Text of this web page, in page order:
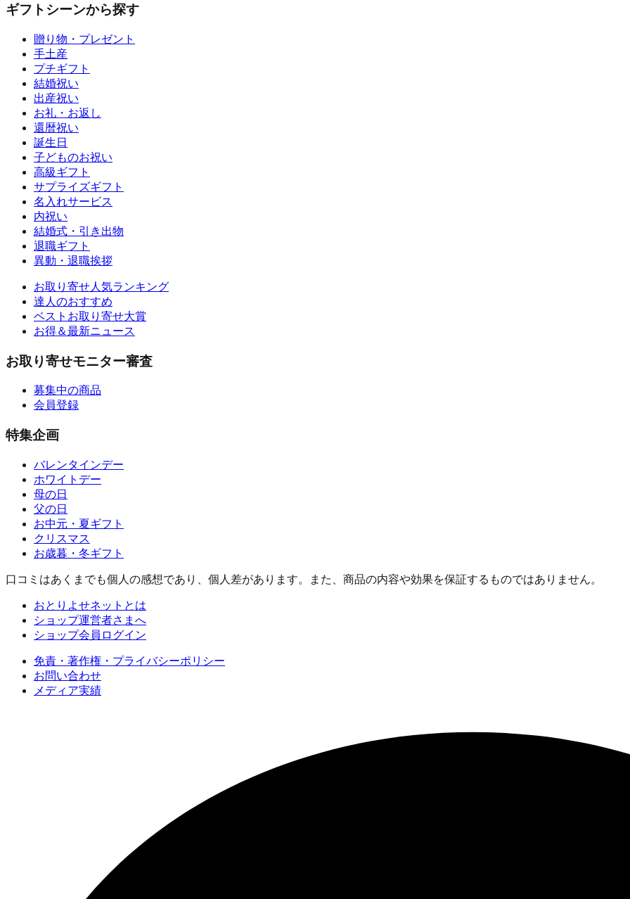
ギフトシーンから探す
贈り物・プレゼント
手土産
プチギフト
結婚祝い
出産祝い
お礼・お返し
還暦祝い
誕生日
子どものお祝い
高級ギフト
サプライズギフト
名入れサービス
内祝い
結婚式・引き出物
退職ギフト
異動・退職挨拶
お取り寄せ人気ランキング
達人のおすすめ
ベストお取り寄せ大賞
お得＆最新ニュース
お取り寄せモニター審査
募集中の商品
会員登録
特集企画
バレンタインデー
ホワイトデー
母の日
父の日
お中元・夏ギフト
クリスマス
お歳暮・冬ギフト
口コミはあくまでも個人の感想であり、個人差があります。また、商品の内容や効果を保証するものではありません。
おとりよせネットとは
ショップ運営者さまへ
ショップ会員ログイン
免責・著作権・プライバシーポリシー
お問い合わせ
メディア実績